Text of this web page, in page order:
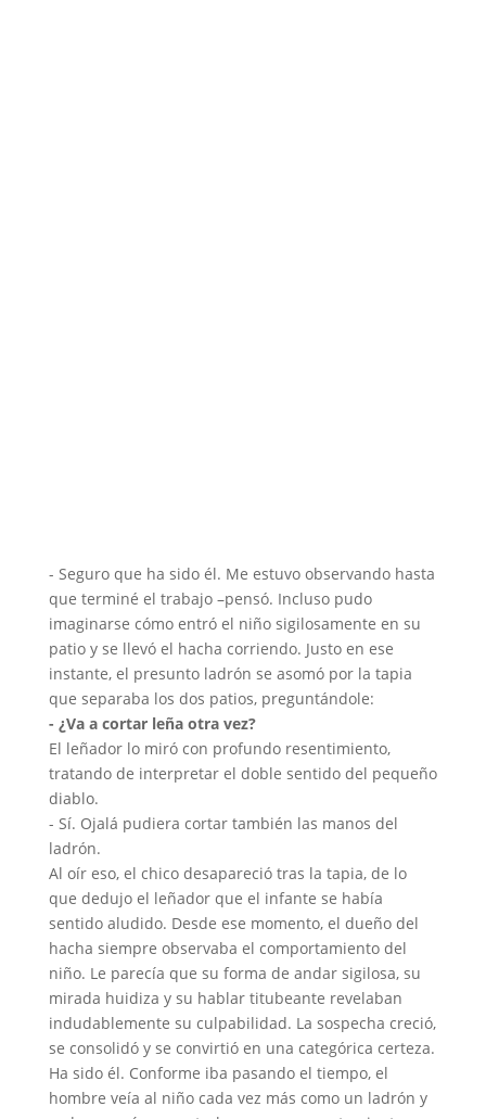
- Seguro que ha sido él. Me estuvo observando hasta
que terminé el trabajo –pensó. Incluso pudo
imaginarse cómo entró el niño sigilosamente en su
patio y se llevó el hacha corriendo. Justo en ese
instante, el presunto ladrón se asomó por la tapia
que separaba los dos patios, preguntándole:
- ¿Va a cortar leña otra vez?
El leñador lo miró con profundo resentimiento,
tratando de interpretar el doble sentido del pequeño
diablo.
- Sí. Ojalá pudiera cortar también las manos del
ladrón.
Al oír eso, el chico desapareció tras la tapia, de lo
que dedujo el leñador que el infante se había
sentido aludido. Desde ese momento, el dueño del
hacha siempre observaba el comportamiento del
niño. Le parecía que su forma de andar sigilosa, su
mirada huidiza y su hablar titubeante revelaban
indudablemente su culpabilidad. La sospecha creció,
se consolidó y se convirtió en una categórica certeza.
Ha sido él. Conforme iba pasando el tiempo, el
hombre veía al niño cada vez más como un ladrón y